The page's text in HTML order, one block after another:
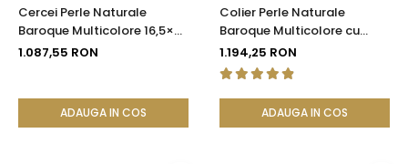
Cercei Perle Naturale
Baroque Multicolore 16,5×25
mm, Aur 14K (aur 585),
1.087,55 RON
ADAUGA IN COS
Colier Perle Naturale
Baroque Multicolore cu
Închizătoare Aur 14K (aur
585) | KASKADDA®
1.194,25 RON
ADAUGA IN COS